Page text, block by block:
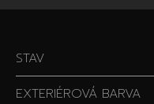
STAV
EXTERIÉROVÁ BARVA